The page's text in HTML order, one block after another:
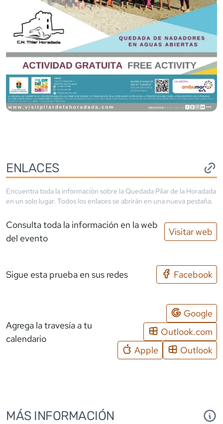
ENLACES
Encuentra toda la información sobre la Quedada Pilar de la Horadada
en un solo lugar. Todos los enlaces se abrirán en una nueva pestaña.
Consulta toda la información en la web
del evento
Visitar web
Sigue esta prueba en sus redes Facebook
Agrega la travesía a tu
calendario
Google
Outlook.com
Apple
Outlook
MÁS INFORMACIÓN